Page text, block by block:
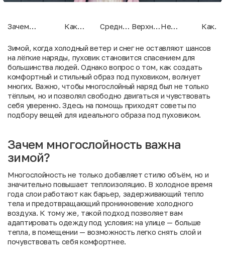
Зачем
важна зимой?
Как
выбрать
базовый
слой
Средний
тепло и
комфорт
Верхний
стиль и
защита
от
холода
Не
про
аксессуары
Как
Зимой, когда холодный ветер и снег не оставляют шансов
на лёгкие наряды, пуховик становится спасением для
большинства людей. Однако вопрос о том, как создать
комфортный и стильный образ под пуховиком, волнует
многих. Важно, чтобы многослойный наряд был не только
тёплым, но и позволял свободно двигаться и чувствовать
себя уверенно. Здесь на помощь приходят советы по
подбору вещей для идеального образа под пуховиком.
Зачем многослойность важна
зимой?
Многослойность не только добавляет стилю объём, но и
значительно повышает теплоизоляцию. В холодное время
года слои работают как барьер, задерживающий тепло
тела и предотвращающий проникновение холодного
воздуха. К тому же, такой подход позволяет вам
адаптировать одежду под условия: на улице — больше
тепла, в помещении — возможность легко снять слой и
почувствовать себя комфортнее.